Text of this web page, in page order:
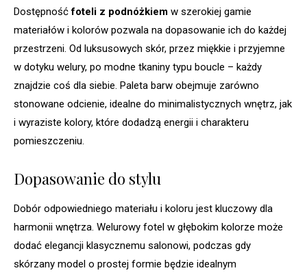
Dostępnośćfoteli z podnóżkiem w szerokiej gamie
materiałów i kolorów pozwala na dopasowanie ich do każdej
przestrzeni. Od luksusowych skór, przez miękkie i przyjemne
w dotyku welury, po modne tkaniny typu boucle – każdy
znajdzie coś dla siebie. Paleta barw obejmuje zarówno
stonowane odcienie, idealne do minimalistycznych wnętrz, jak
i wyraziste kolory, które dodadzą energii i charakteru
pomieszczeniu.
Dopasowanie do stylu
Dobór odpowiedniego materiału i koloru jest kluczowy dla
harmonii wnętrza. Welurowy fotel w głębokim kolorze może
dodać elegancji klasycznemu salonowi, podczas gdy
skórzany model o prostej formie będzie idealnym